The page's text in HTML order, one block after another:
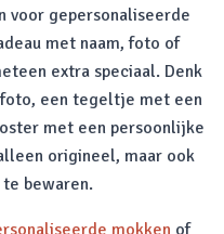
voor gepersonaliseerde
met naam, foto of
extra speciaal. Denk
een tegeltje met een
met een persoonlijke
origineel, maar ook
bewaren.
mokken of